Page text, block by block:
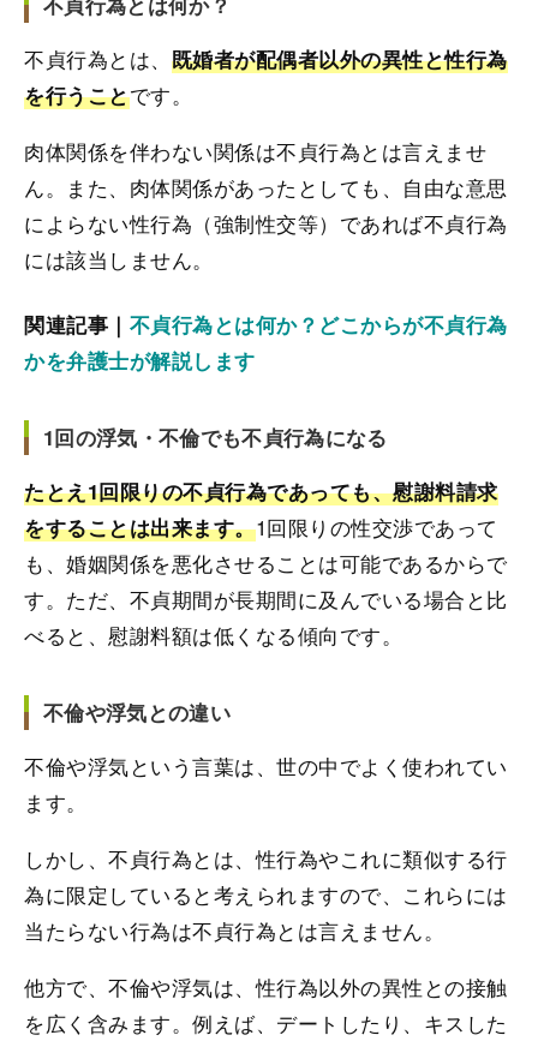
不貞行為とは、 既婚者が配偶者以外の異性と性行為
を行うことです。
肉体関係を伴わない関係は不貞行為とは言えませ
ん。また、肉体関係があったとしても、自由な意思
によらない性行為（強制性交等）であれば不貞行為
には該当しません。
関連記事｜ 不貞行為とは何か？どこからが不貞行為
かを弁護士が解説します
1回の浮気・不倫でも不貞行為になる
たとえ1回限りの不貞行為であっても、慰謝料請求
をすることは出来ます。1回限りの性交渉であって
も、婚姻関係を悪化させることは可能であるからで
す。ただ、不貞期間が長期間に及んでいる場合と比
べると、慰謝料額は低くなる傾向です。
不倫や浮気との違い
不倫や浮気という言葉は、世の中でよく使われてい
ます。
しかし、不貞行為とは、性行為やこれに類似する行
為に限定していると考えられますので、これらには
当たらない行為は不貞行為とは言えません。
他方で、不倫や浮気は、性行為以外の異性との接触
を広く含みます。例えば、デートしたり、キスした